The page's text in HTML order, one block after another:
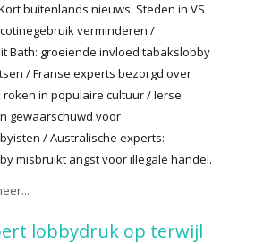
buitenlands nieuws: Steden in VS
verminderen /
Bath: groeiende invloed tabakslobby
/ Franse experts bezorgd over
roken in populaire cultuur / Ierse
gewaarschuwd voor
/ Australische experts:
misbruikt angst voor illegale handel.
lobbydruk op terwijl